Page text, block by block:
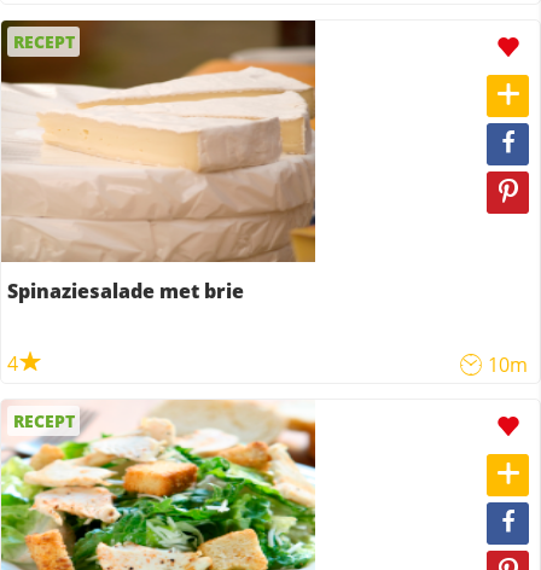
RECEPT
Spinaziesalade met brie
4 10m
RECEPT